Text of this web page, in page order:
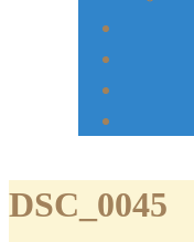
DSC_0045